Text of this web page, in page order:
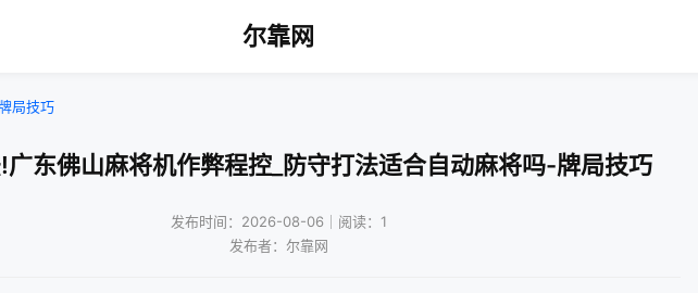
尔靠网
牌局技巧
广东佛山麻将机作弊程控_防守打法适合自动麻将吗-牌局技巧
发布时间：2026-08-06｜阅读：1
发布者：尔靠网